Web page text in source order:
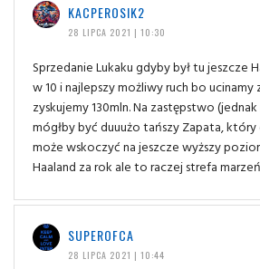
KACPEROSIK2
28 LIPCA 2021 | 10:30
Sprzedanie Lukaku gdyby był tu jeszcze
w 10 i najlepszy możliwy ruch bo ucinamy
zyskujemy 130mln. Na zastępstwo
mógłby być duuużo tańszy Zapata,
może wskoczyć na jeszcze wyższy
Haaland za rok ale to raczej strefa marzeń
SUPEROFCA
28 LIPCA 2021 | 10:44